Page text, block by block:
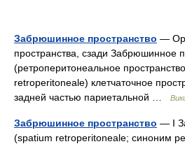
Забрюшинное пространство —
пространства, сзади Забрюшинное
(ретроперитонеальное
retroperitoneale) клетчаточное
задней частью париетальной …
Забрюшинное пространство — I
(spatium retroperitoneale; синоним